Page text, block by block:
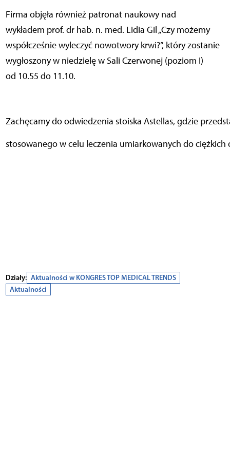
Firma objęła również patronat naukowy nad
wykładem prof. dr hab. n. med. Lidia Gil „Czy możemy
współcześnie wyleczyć nowotwory krwi?”, który zostanie
wygłoszony w niedzielę w Sali Czerwonej (poziom I)
od 10.55 do 11.10.
Zachęcamy do odwiedzenia stoiska Astellas, gdzie
stosowanego w celu leczenia umiarkowanych do
Działy: Aktualności w KONGRES TOP MEDICAL TRENDS
Aktualności